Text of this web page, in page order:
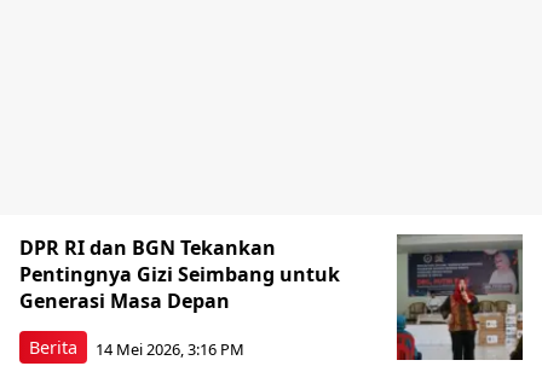
Berita
DPR RI dan BGN Tekankan
Pentingnya Gizi Seimbang untuk
Generasi Masa Depan
14 Mei 2026, 3:16 PM